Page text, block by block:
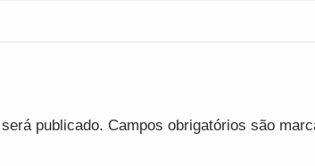
publicado. Campos obrigatórios são